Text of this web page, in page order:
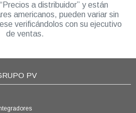
a distribuidor” y están
americanos, pueden variar sin
verificándolos con su ejecutivo
de ventas.
PV